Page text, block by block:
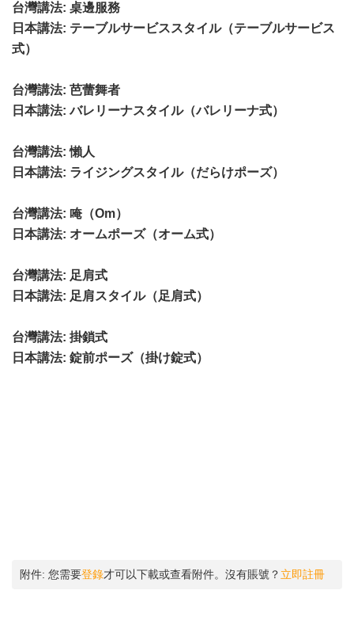
台灣講法: 桌邊服務
日本講法: テーブルサービススタイル（テーブルサービス
式）
台灣講法: 芭蕾舞者
日本講法: バレリーナスタイル（バレリーナ式）
台灣講法: 懶人
日本講法: ライジングスタイル（だらけポーズ）
台灣講法: 唵（Om）
日本講法: オームポーズ（オーム式）
台灣講法: 足肩式
日本講法: 足肩スタイル（足肩式）
台灣講法: 掛鎖式
日本講法: 錠前ポーズ（掛け錠式）
附件: 您需要登錄才可以下載或查看附件。沒有賬號？ 立即註冊